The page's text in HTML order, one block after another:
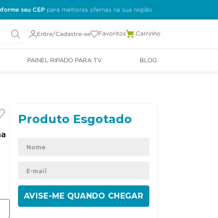
seu CEP
Entre/Cadastre-se Favoritos
PAINEL RIPADO PARA TV BLOG
ENVIAR